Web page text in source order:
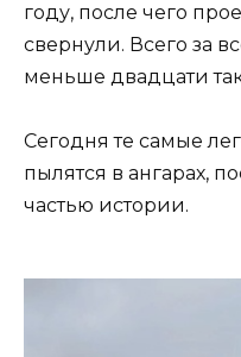
году, после чего
свернули. Всего за
меньше двадцати
Сегодня те самые
пылятся в ангарах,
частью истории.